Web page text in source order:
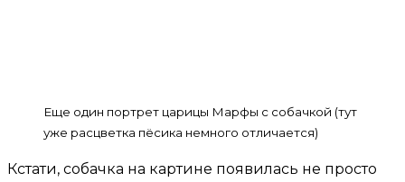
Еще один портрет царицы Марфы с собачкой (тут
уже расцветка пёсика немного отличается)
Кстати, собачка на картине появилась не просто